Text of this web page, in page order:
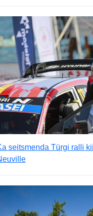
seitsmenda Türgi ralli